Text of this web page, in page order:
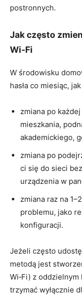
postronnych.
Jak często
Wi‑Fi
W środowisku
hasła co miesiąc,
zmiana po
mieszkania,
akademickiego,
zmiana po
ci się do sieci
urządzenia w
zmiana raz na
problemu, jako
konfiguracji.
Jeżeli często
metodą jest
Wi‑Fi) z oddzielnym
trzymać wyłącznie